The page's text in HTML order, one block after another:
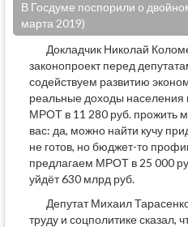
В Госдуме поспорили о
марта 2019)
Докладчик Николай
законопроект перед
содействуем развитию
реальные доходы населения
МРОТ в 11 280 руб. прожить
вас: да, можно найти кучу
не готов, но бюджет-то
предлагаем МРОТ в 25 000
уйдёт 630 млрд руб.
Депутат Михаил
труду и соцполитике сказал,